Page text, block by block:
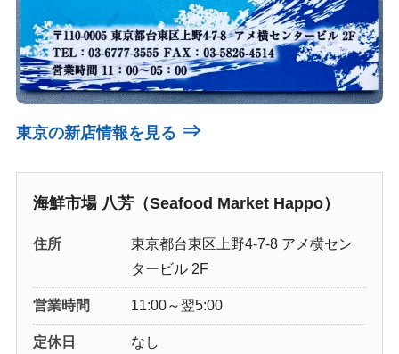
東京の新店情報を見る ⇒
海鮮市場 八芳（Seafood Market Happo）
住所
東京都台東区上野4-7-8 アメ横セン
タービル 2F
営業時間 11:00～翌5:00
定休日 なし